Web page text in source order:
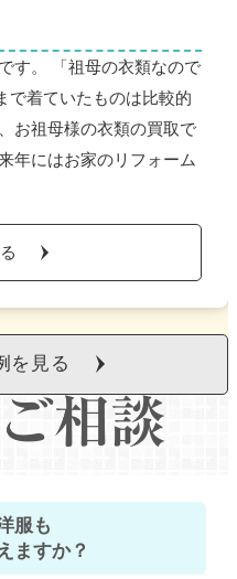
す。 「祖母の衣類なので
で着ていたものは比較的
お祖母様の衣類の買取で
年にはお家のリフォーム
を見る
服も
ますか？